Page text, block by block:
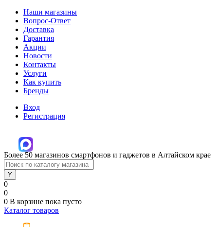
Наши магазины
Вопрос-Ответ
Доставка
Гарантия
Акции
Новости
Контакты
Услуги
Как купить
Бренды
Вход
Регистрация
Более 50 магазинов смартфонов и гаджетов в Алтайском крае
0
0
0 В корзине пока пусто
Каталог товаров